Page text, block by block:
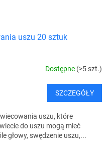
uszu 20 sztuk
Dostępne (>5 szt.)
SZCZEGÓŁY
uszu, które
do uszu mogą mieć
głowy, swędzenie uszu,...